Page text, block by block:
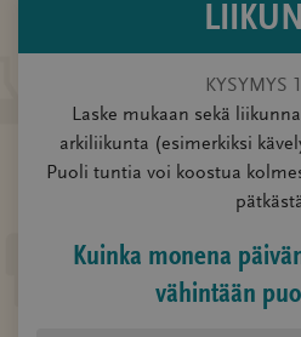
KYSYMYS
Laske mukaan sekä
arkiliikunta (esimerkiksi
Puoli tuntia voi koostua
Kuinka monena
vähintään